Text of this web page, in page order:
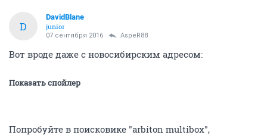
D
DavidBlane
junior
07 сентября 2016 AspeR88
Вот вроде даже с новосибирским адресом:
Показать спойлер
Попробуйте в поисковике "arbiton multibox",